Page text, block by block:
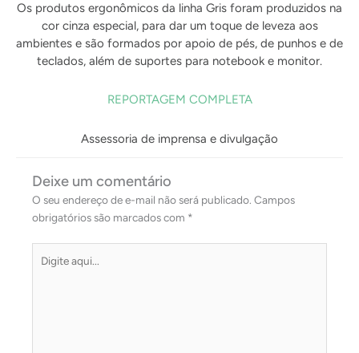
Os produtos ergonômicos da linha Gris foram produzidos na
cor cinza especial, para dar um toque de leveza aos
ambientes e são formados por apoio de pés, de punhos e de
teclados, além de suportes para notebook e monitor.
REPORTAGEM COMPLETA
Assessoria de imprensa e divulgação
Deixe um comentário
O seu endereço de e-mail não será publicado. Campos
obrigatórios são marcados com *
aqui...